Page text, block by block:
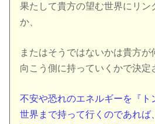
果たして貴方の望む世界にリン
か、
またはそうではないかは貴方
向こう側に持っていくかで決定
不安や恐れのエネルギーを『ト
世界まで持って行くのであれば、